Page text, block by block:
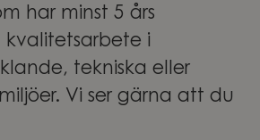
har minst 5 års
i
tekniska eller
Vi ser gärna att du